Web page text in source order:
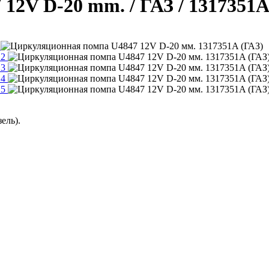
D-20 mm. / ГАЗ / 1317351A